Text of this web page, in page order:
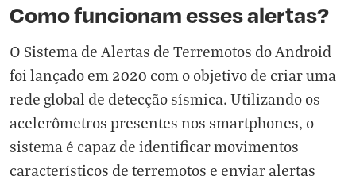
Como funcionam esses alertas?
O Sistema de Alertas de Terremotos do Android
foi lançado em 2020 com o objetivo de criar uma
rede global de detecção sísmica. Utilizando os
acelerômetros presentes nos smartphones, o
sistema é capaz de identificar movimentos
característicos de terremotos e enviar alertas